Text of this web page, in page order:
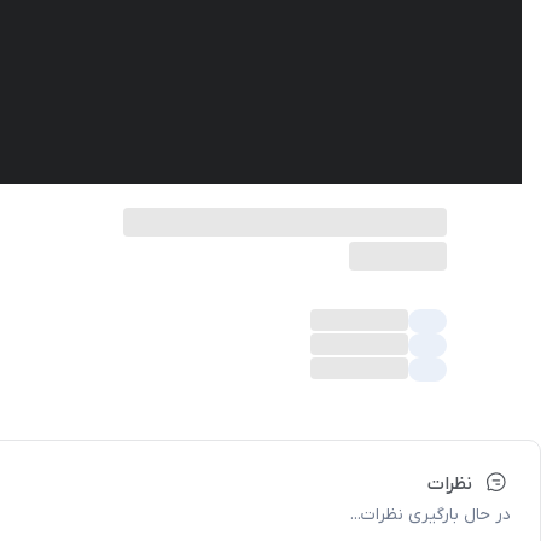
نظرات
در حال بارگیری نظرات...